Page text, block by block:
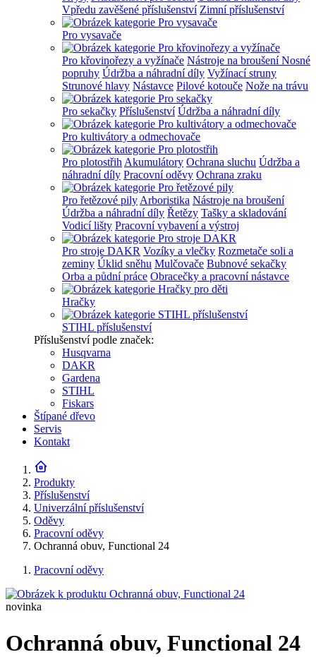
Vpředu zavěšené příslušenství Zimní příslušenství
Pro vysavače
Pro křovinořezy a vyžínače Nástroje na broušeníNosné
popruhy Údržba a náhradní díly Vyžínací struny
Strunové hlavy Nástavce Pilové kotouče Nože na trávu
Pro sekačky Příslušenství Údržba a náhradní díly
Pro kultivátory a odmechovače
Pro plotostřih Akumulátory Ochrana sluchu Údržba a
náhradní díly Pracovní oděvy Ochrana zraku
Pro řetězové pily Arboristika Nástroje na broušení
Údržba a náhradní díly Řetězy Tašky a skladování
Vodicí lišty Pracovní vybavení a výstroj
Pro stroje DAKR Vozíky a vlečky Rozmetače soli a
zeminy Úklid sněhu Mulčovače Bubnové sekačky
Orba a půdní práce Obracečky a pracovní nástavce
Hračky
STIHL příslušenství
Příslušenství podle značek:
Husqvarna
DAKR
Gardena
STIHL
Fiskars
Štípané dřevo
Servis
Kontakt
Produkty
Příslušenství
Univerzální příslušenství
Oděvy
Pracovní oděvy
Ochranná obuv, Functional 24
Pracovní oděvy
novinka
Ochranná obuv, Functional 24